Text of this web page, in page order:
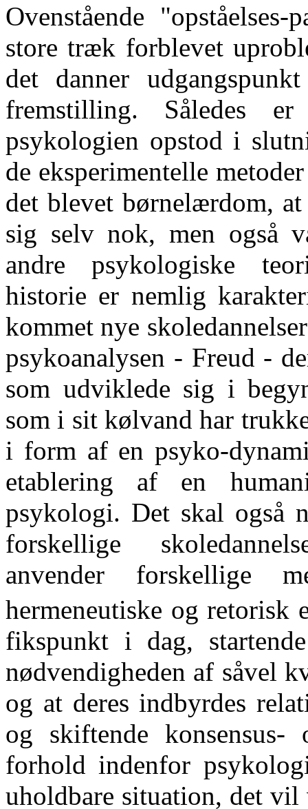
Ovenstående
store træk forblevet
det danner
fremstilling. Således
psykologien opstod i
de eksperimentelle
det blevet børnelærdom,
sig selv nok, men også
andre psykologiske
historie er nemlig
kommet nye
psykoanalysen - Freud -
som udviklede sig i
som i sit kølvand har
i form af en psyko-
etablering af en
psykologi. Det skal også
forskellige
anvender forskellige
hermeneutiske og retorisk
fikspunkt i dag,
nødvendigheden af såvel
og at deres indbyrdes
og skiftende
forhold indenfor
uholdbare situation, det